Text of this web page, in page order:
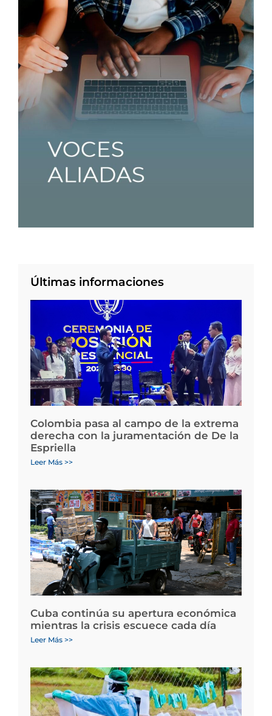
Últimas informaciones
Colombia pasa al campo de la extrema
derecha con la juramentación de De la
Espriella
Leer Más >>
Cuba continúa su apertura económica
mientras la crisis escuece cada día
Leer Más >>